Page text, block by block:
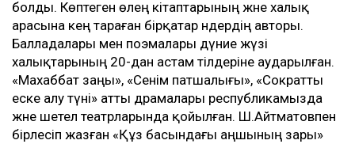
болды. Көптеген өлең кітаптарының және халық
арасына кең тараған бірқатар әндердің авторы.
Балладалары мен поэмалары дүние жүзі
халықтарының 20-дан астам тілдеріне аударылған.
«Махаббат заңы», «Сенім патшалығы», «Сократты
еске алу түні» атты драмалары республикамызда
және шетел театрларында қойылған. Ш.Айтматовпен
бірлесіп жазған «Құз басындағы аңшының зары»